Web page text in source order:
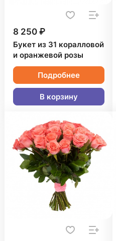
8 250 ₽
Букет из 31 коралловой
и оранжевой розы
Подробнее
В корзину